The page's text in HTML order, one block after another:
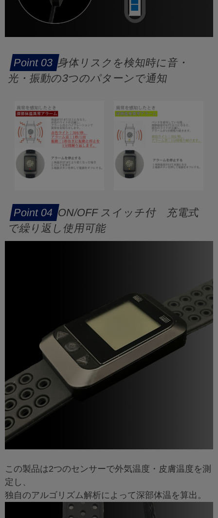
身体リスクを検知時に音・
光・振動の3つのパターンで通知
ON/OFF スイッチ付 充電式
で繰り返し使用可能
この製品は2つのセンサーで外気温度・皮膚温度を測
定し、
独自のアルゴリズム解析によって深部体温を算出。